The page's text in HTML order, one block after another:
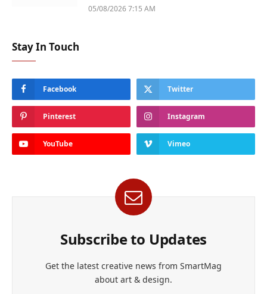
05/08/2026 7:15 AM
Stay In Touch
Facebook Twitter
Pinterest Instagram
YouTube Vimeo
Subscribe to Updates
Get the latest creative news from SmartMag
about art & design.